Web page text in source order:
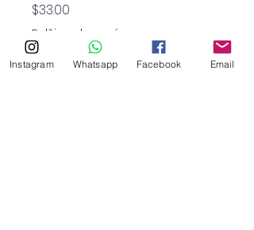
$33.00
Política de envío
Cantidad *
Instagram Whatsapp Facebook Email